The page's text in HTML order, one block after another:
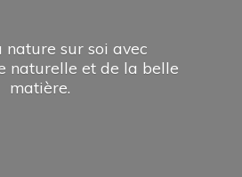
nature sur soi avec
naturelle et de la belle
matière.